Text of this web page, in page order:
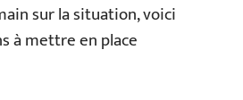
sur la situation, voici
à mettre en place